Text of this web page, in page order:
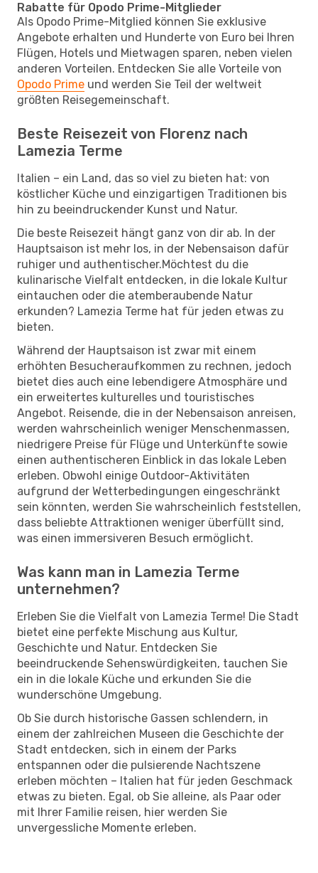
Rabatte für Opodo Prime-Mitglieder
Als Opodo Prime-Mitglied können Sie exklusive
Angebote erhalten und Hunderte von Euro bei Ihren
Flügen, Hotels und Mietwagen sparen, neben vielen
anderen Vorteilen. Entdecken Sie alle Vorteile von
Opodo Prime und werden Sie Teil der weltweit
größten Reisegemeinschaft.
Beste Reisezeit von Florenz nach
Lamezia Terme
Italien – ein Land, das so viel zu bieten hat: von
köstlicher Küche und einzigartigen Traditionen bis
hin zu beeindruckender Kunst und Natur.
Die beste Reisezeit hängt ganz von dir ab. In der
Hauptsaison ist mehr los, in der Nebensaison dafür
ruhiger und authentischer.Möchtest du die
kulinarische Vielfalt entdecken, in die lokale Kultur
eintauchen oder die atemberaubende Natur
erkunden? Lamezia Terme hat für jeden etwas zu
bieten.
Während der Hauptsaison ist zwar mit einem
erhöhten Besucheraufkommen zu rechnen, jedoch
bietet dies auch eine lebendigere Atmosphäre und
ein erweitertes kulturelles und touristisches
Angebot. Reisende, die in der Nebensaison anreisen,
werden wahrscheinlich weniger Menschenmassen,
niedrigere Preise für Flüge und Unterkünfte sowie
einen authentischeren Einblick in das lokale Leben
erleben. Obwohl einige Outdoor-Aktivitäten
aufgrund der Wetterbedingungen eingeschränkt
sein könnten, werden Sie wahrscheinlich feststellen,
dass beliebte Attraktionen weniger überfüllt sind,
was einen immersiveren Besuch ermöglicht.
Was kann man in Lamezia Terme
unternehmen?
Erleben Sie die Vielfalt von Lamezia Terme! Die Stadt
bietet eine perfekte Mischung aus Kultur,
Geschichte und Natur. Entdecken Sie
beeindruckende Sehenswürdigkeiten, tauchen Sie
ein in die lokale Küche und erkunden Sie die
wunderschöne Umgebung.
Ob Sie durch historische Gassen schlendern, in
einem der zahlreichen Museen die Geschichte der
Stadt entdecken, sich in einem der Parks
entspannen oder die pulsierende Nachtszene
erleben möchten – Italien hat für jeden Geschmack
etwas zu bieten. Egal, ob Sie alleine, als Paar oder
mit Ihrer Familie reisen, hier werden Sie
unvergessliche Momente erleben.